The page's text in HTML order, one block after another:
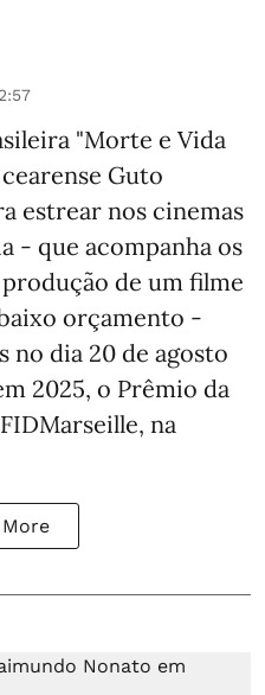
"Morte e Vida
Guto
estrear nos cinemas
- que acompanha os
de um filme
orçamento -
no dia 20 de agosto
2025, o Prêmio da
na
More